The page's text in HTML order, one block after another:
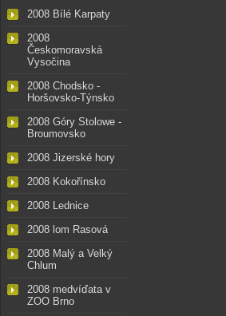
2008 Bílé Karpaty
2008
Českomoravská
Vysočina
2008 Chodsko -
Horšovsko-Týnsko
2008 Góry Stolowe -
Broumovsko
2008 Jizerské hory
2008 Kokořínsko
2008 Lednice
2008 lom Rasová
2008 Malý a Velký
Chlum
2008 medvíďata v
ZOO Brno